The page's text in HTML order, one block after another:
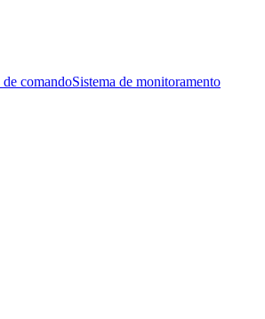
comandoSistema de monitoramento